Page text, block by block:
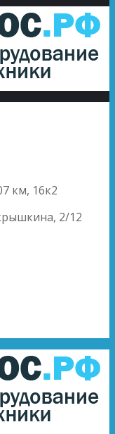
км, 16к2
2/12